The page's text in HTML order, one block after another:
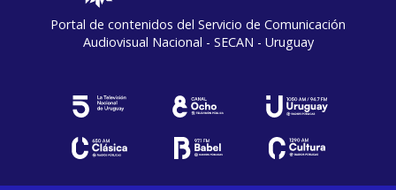
Portal de contenidos del Servicio de Comunicación
Audiovisual Nacional - SECAN - Uruguay